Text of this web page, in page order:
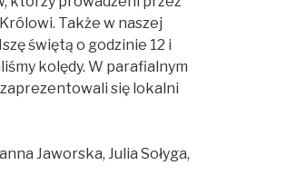
Także w naszej
świętą o godzinie 12 i
kolędy. W parafialnym
zaprezentowali się lokalni
Jaworska, Julia Sołyga,